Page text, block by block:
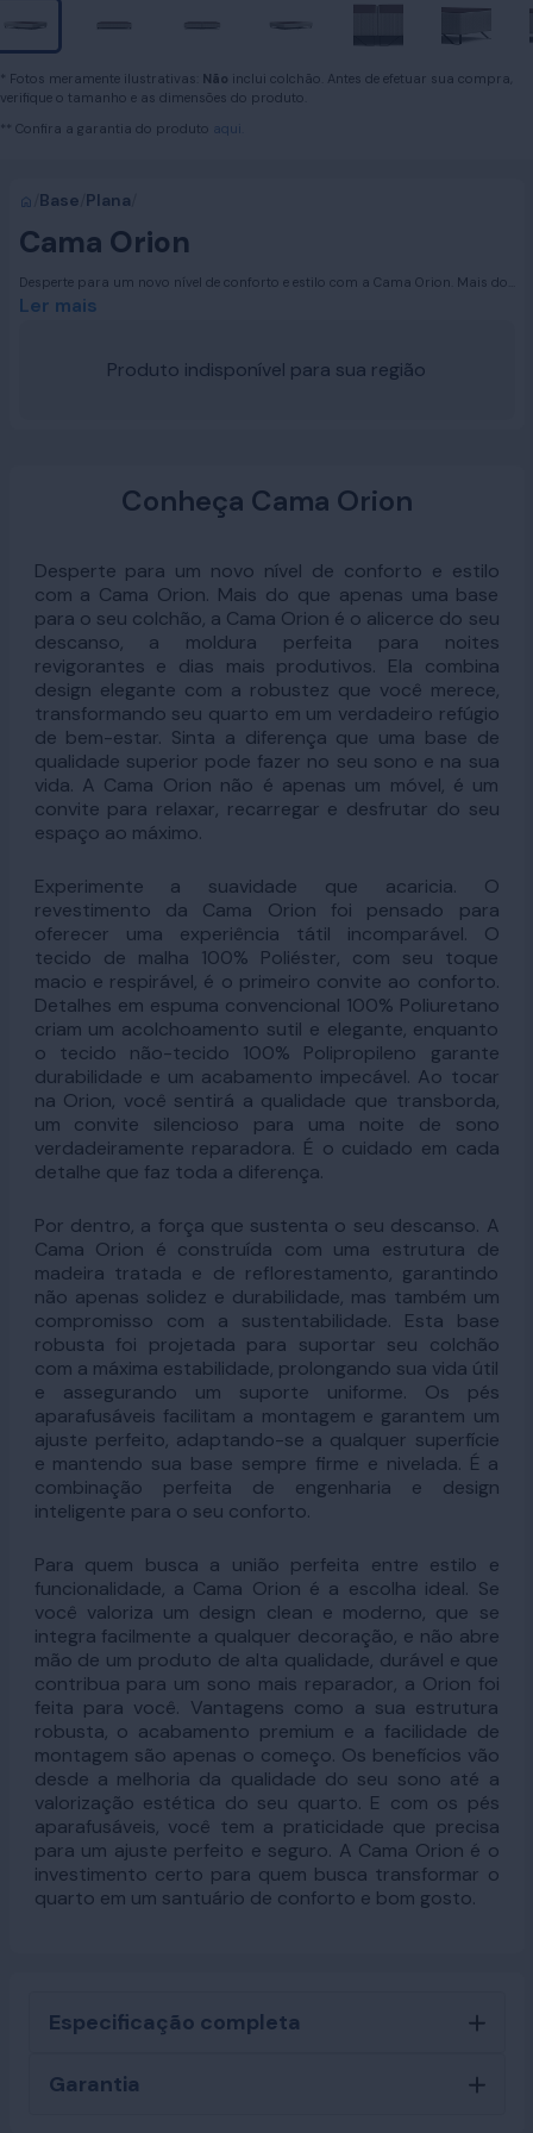
* Fotos meramente ilustrativas: Não inclui colchão. Antes de efetuar sua compra,
verifique o tamanho e as dimensões do produto.
** Confira a garantia do produto aqui.
Base Plana
Cama Orion
Desperte para um novo nível de conforto e estilo com a Cama Orion. Mais do
que apenas uma base para o seu colchão, a Cama Orion é o alicerce do seu
diferença que uma base de qualidade superior pode fazer no seu sono e na
Ler mais
Produto indisponível para sua região
Conheça Cama Orion
Desperte para um novo nível de conforto e estilo
com a Cama Orion. Mais do que apenas uma base
para o seu colchão, a Cama Orion é o alicerce do seu
descanso, a moldura perfeita para noites
revigorantes e dias mais produtivos. Ela combina
design elegante com a robustez que você merece,
transformando seu quarto em um verdadeiro refúgio
de bem-estar. Sinta a diferença que uma base de
qualidade superior pode fazer no seu sono e na sua
vida. A Cama Orion não é apenas um móvel, é um
convite para relaxar, recarregar e desfrutar do seu
espaço ao máximo.
Experimente a suavidade que acaricia. O
revestimento da Cama Orion foi pensado para
oferecer uma experiência tátil incomparável. O
tecido de malha 100% Poliéster, com seu toque
macio e respirável, é o primeiro convite ao conforto.
Detalhes em espuma convencional 100% Poliuretano
criam um acolchoamento sutil e elegante, enquanto
o tecido não-tecido 100% Polipropileno garante
durabilidade e um acabamento impecável. Ao tocar
na Orion, você sentirá a qualidade que transborda,
um convite silencioso para uma noite de sono
verdadeiramente reparadora. É o cuidado em cada
detalhe que faz toda a diferença.
Por dentro, a força que sustenta o seu descanso. A
Cama Orion é construída com uma estrutura de
madeira tratada e de reflorestamento, garantindo
não apenas solidez e durabilidade, mas também um
compromisso com a sustentabilidade. Esta base
robusta foi projetada para suportar seu colchão
com a máxima estabilidade, prolongando sua vida útil
e assegurando um suporte uniforme. Os pés
aparafusáveis facilitam a montagem e garantem um
ajuste perfeito, adaptando-se a qualquer superfície
e mantendo sua base sempre firme e nivelada. É a
combinação perfeita de engenharia e design
inteligente para o seu conforto.
Para quem busca a união perfeita entre estilo e
funcionalidade, a Cama Orion é a escolha ideal. Se
você valoriza um design clean e moderno, que se
integra facilmente a qualquer decoração, e não abre
mão de um produto de alta qualidade, durável e que
contribua para um sono mais reparador, a Orion foi
feita para você. Vantagens como a sua estrutura
robusta, o acabamento premium e a facilidade de
montagem são apenas o começo. Os benefícios vão
desde a melhoria da qualidade do seu sono até a
valorização estética do seu quarto. E com os pés
aparafusáveis, você tem a praticidade que precisa
para um ajuste perfeito e seguro. A Cama Orion é o
investimento certo para quem busca transformar o
quarto em um santuário de conforto e bom gosto.
Especificação completa
Garantia